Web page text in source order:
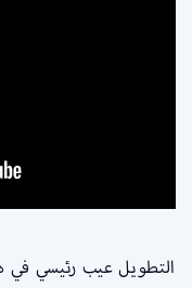
التطويل عيب رئيسي في